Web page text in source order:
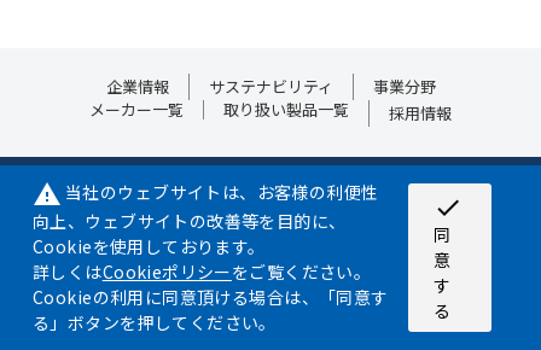
企業情報 サステナビリティ
事業分野
メーカー一覧
取り扱い製品一覧 採用情報
サイトマップ プライバシーポリシー Cookieポリシー
©2024 NIPPON AIRCRAFT SUPPLY CO.,LTD. ALL RIGHT RESERVED.
©JDF/Adapted
warning 当社のウェブサイトは、お客様の利便性
向上、ウェブサイトの改善等を目的に、
Cookieを使用しております。
詳しくはCookieポリシーをご覧ください。
Cookieの利用に同意頂ける場合は、「同意す
る」ボタンを押してください。
check
同
意
す
る